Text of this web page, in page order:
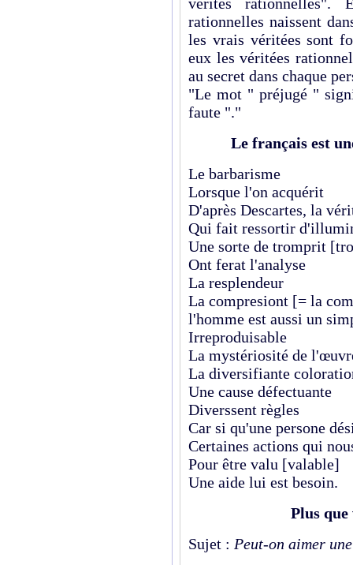
rationnelles naissent
les vrais véritées sont
eux les véritées
au secret dans chaque
"Le mot " préjugé "
faute "."
Le français est
Le barbarisme
Lorsque l'on acquérit
D'après Descartes, la
Qui fait ressortir
Une sorte de tromprit
Ont ferat l'analyse
La resplendeur
La compresiont [= la
l'homme est aussi un
Irreproduisable
La mystériosité de
La diversifiante
Une cause défectuante
Diverssent règles
Car si qu'une persone
Certaines actions qui
Pour être valu [valable]
Une aide lui est besoin.
Plus
Sujet : Peut-on aimer